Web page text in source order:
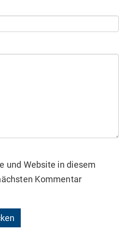
und Website in diesem
Kommentar